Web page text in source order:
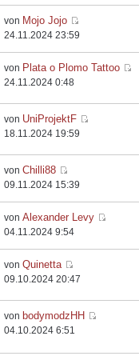
von Mojo Jojo
24.11.2024 23:59
von Plata o Plomo Tattoo
24.11.2024 0:48
von UniProjektF
18.11.2024 19:59
vonChilli88
09.11.2024 15:39
vonAlexander Levy
04.11.2024 9:54
vonQuinetta
09.10.2024 20:47
von bodymodzHH
04.10.2024 6:51